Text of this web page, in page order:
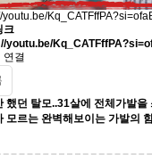
youtu.be/
크
youtu.be/
연결
했던 탈모..31살에 전체가발을
모르는 완벽해보이는 가발의